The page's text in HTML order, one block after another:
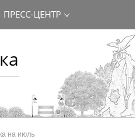
ПРЕСС-ЦЕНТР
на июль